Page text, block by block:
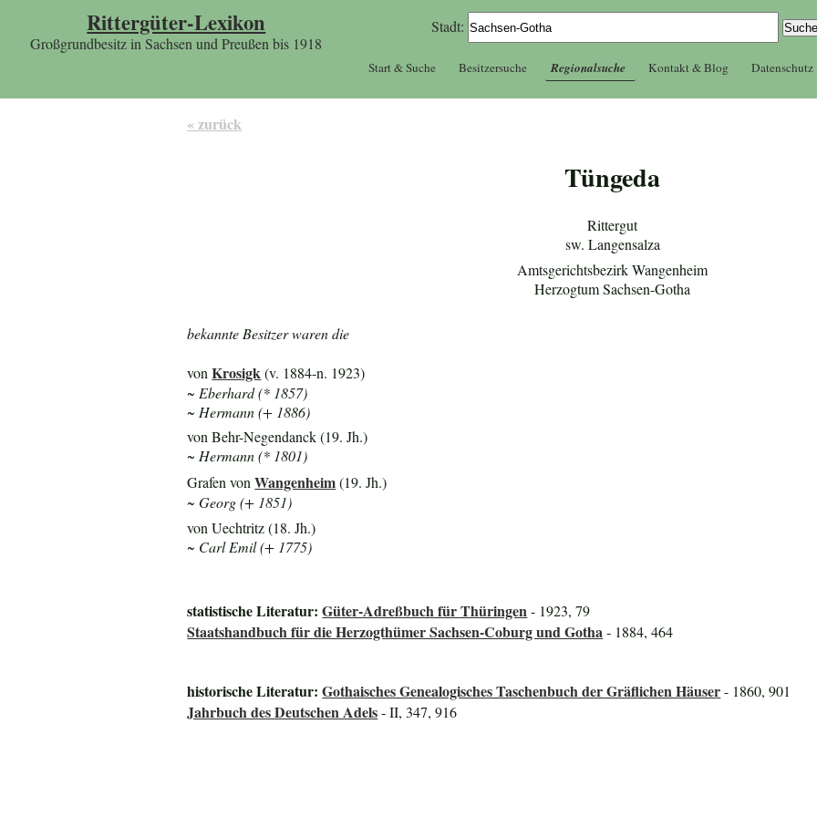
Rittergüter-Lexikon
Großgrundbesitz in Sachsen und Preußen bis 1918
Stadt:
Start & Suche Besitzersuche Regionalsuche Kontakt & Blog Datenschutz
« zurück
Tüngeda
Rittergut
sw. Langensalza
Amtsgerichtsbezirk Wangenheim
Herzogtum Sachsen-Gotha
bekannte Besitzer waren die
vonKrosigk (v. 1884-n. 1923)
~ Eberhard (* 1857)
~ Hermann (+ 1886)
von Behr-Negendanck (19. Jh.)
~ Hermann (* 1801)
Grafen vonWangenheim(19. Jh.)
~ Georg (+ 1851)
von Uechtritz (18. Jh.)
~ Carl Emil (+ 1775)
statistische Literatur:Güter-Adreßbuch für Thüringen- 1923, 79
Staatshandbuch für die Herzogthümer Sachsen-Coburg und Gotha- 1884, 464
historische Literatur:Gothaisches Genealogisches Taschenbuch der Gräflichen Häuser- 1860, 901
Jahrbuch des Deutschen Adels- II, 347, 916